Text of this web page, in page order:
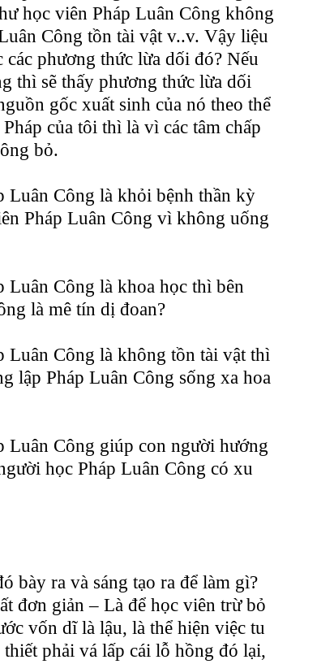
học viên Pháp Luân Công không
Công tồn tài vật v..v. Vậy liệu
phương thức lừa dối đó? Nếu
thì sẽ thấy phương thức lừa dối
gốc xuất sinh của nó theo thể
của tôi thì là vì các tâm chấp
bỏ.
Luân Công là khỏi bệnh thần kỳ
Pháp Luân Công vì không uống
Luân Công là khoa học thì bên
là mê tín dị đoan?
Luân Công là không tồn tài vật thì
lập Pháp Luân Công sống xa hoa
Luân Công giúp con người hướng
học Pháp Luân Công có xu
bày ra và sáng tạo ra để làm gì?
đơn giản – Là để học viên trừ bỏ
vốn dĩ là lậu, là thể hiện việc tu
phải vá lấp cái lỗ hồng đó lại,